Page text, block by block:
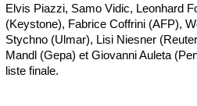
Elvis Piazzi, Samo Vidic, Leonhard
(Keystone), Fabrice Coffrini (AFP),
Stychno (Ulmar), Lisi Niesner
Mandl (Gepa) et Giovanni Auleta
liste finale.